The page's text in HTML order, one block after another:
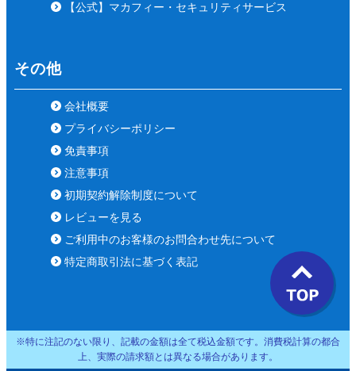
【公式】マカフィー・セキュリティサービス
その他
会社概要
プライバシーポリシー
免責事項
注意事項
初期契約解除制度について
レビューを見る
ご利用中のお客様のお問合わせ先について
特定商取引法に基づく表記
※特に注記のない限り、記載の金額は全て税込金額です。消費税計算の都合
上、実際の請求額とは異なる場合があります。